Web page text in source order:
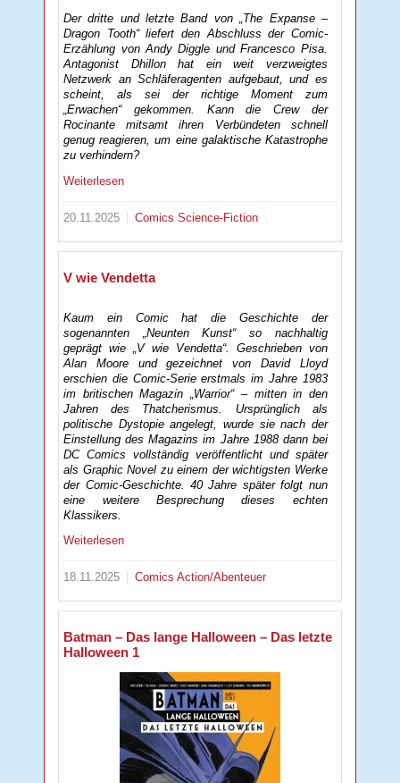
Der dritte und letzte Band von „The Expanse –
Dragon Tooth“ liefert den Abschluss der Comic-
Erzählung von Andy Diggle und Francesco Pisa.
Antagonist Dhillon hat ein weit verzweigtes
Netzwerk an Schläferagenten aufgebaut, und es
scheint, als sei der richtige Moment zum
„Erwachen“ gekommen. Kann die Crew der
Rocinante mitsamt ihren Verbündeten schnell
genug reagieren, um eine galaktische Katastrophe
zu verhindern?
Weiterlesen
20.11.2025 ComicsScience-Fiction
V wie Vendetta
Kaum ein Comic hat die Geschichte der
sogenannten „Neunten Kunst“ so nachhaltig
geprägt wie „V wie Vendetta“. Geschrieben von
Alan Moore und gezeichnet von David Lloyd
erschien die Comic-Serie erstmals im Jahre 1983
im britischen Magazin „Warrior“ – mitten in den
Jahren des Thatcherismus. Ursprünglich als
politische Dystopie angelegt, wurde sie nach der
Einstellung des Magazins im Jahre 1988 dann bei
DC Comics vollständig veröffentlicht und später
als Graphic Novel zu einem der wichtigsten Werke
der Comic-Geschichte. 40 Jahre später folgt nun
eine weitere Besprechung dieses echten
Klassikers.
Weiterlesen
18.11.2025 ComicsAction/Abenteuer
Batman – Das lange Halloween – Das letzte
Halloween 1